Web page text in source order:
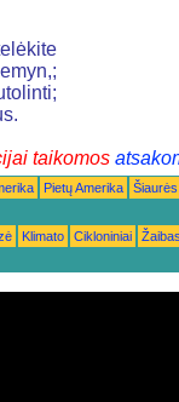
taikomos
Pietų Amerika
Klimato Cikloniniai